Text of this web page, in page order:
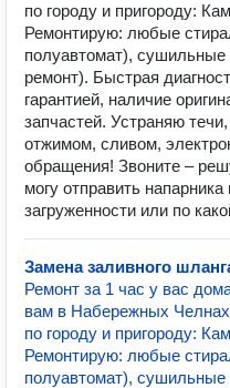
по городу и пригороду:
Ремонтирую: любые
полуавтомат),
ремонт). Быстрая
гарантией, наличие
запчастей. Устраняю
отжимом, сливом,
обращения! Звоните –
могу отправить
загруженности или по
Замена заливного
Ремонт за 1 час у вас
вам в Набережных
по городу и пригороду:
Ремонтирую: любые
полуавтомат),